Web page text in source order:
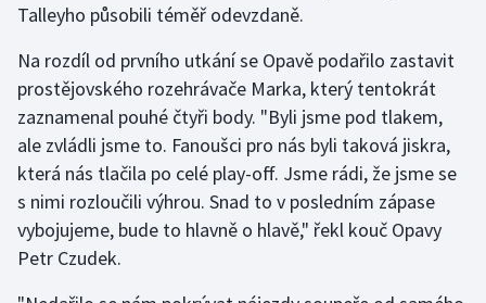
Moderní pětiboj
Motorsport
Olympijské hry
Parasport
Plavání
Talleyho působili téměř odevzdaně.
Na rozdíl od prvního utkání se Opavě podařilo zastavit
prostějovského rozehrávače Marka, který tentokrát
zaznamenal pouhé čtyři body. "Byli jsme pod tlakem,
ale zvládli jsme to. Fanoušci pro nás byli taková jiskra,
která nás tlačila po celé play-off. Jsme rádi, že jsme se
s nimi rozloučili výhrou. Snad to v posledním zápase
vybojujeme, bude to hlavně o hlavě," řekl kouč Opavy
Petr Czudek.